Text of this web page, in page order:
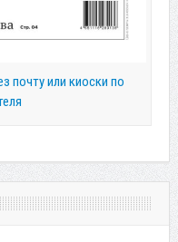
почту или киоски по